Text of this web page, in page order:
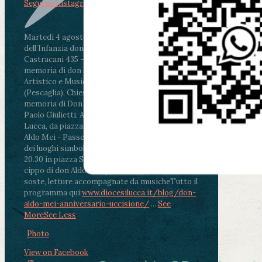
Martedì 4 agosto2026
ore 11:30 - Lucca, Scuola
dell’Infanzia don Aldo Mei - Viale Castruccio
Castracani 435 - Inaugurazione murales in
memoria di don Aldo Mei curato dal Liceo
Artistico e Musicale “Passaglia”
ore 18 - Fiano
(Pescaglia), Chiesa parrocchiale - Messa in
memoria di Don Aldo Mei celebrata da mons.
Paolo Giulietti, Arcivescovo di Lucca
ore 20.30 -
Lucca, da piazza San Michele al Cippo di don
Aldo Mei - Passeggiata della Memoria in alcuni
dei luoghi simbolo della città. Ritrovo alle ore
20.30 in piazza San Michele con conclusione al
cippo di don Aldo Mei (Porta Elisa). Durante le
soste, letture accompagnate da musicheTutto il
programma qui:www.diocesilucca.it/blog/don-
aldo-mei-anniversario-uccisione/ ... See
MoreSee Less
Photo
View on Facebook
Segui su Instagram